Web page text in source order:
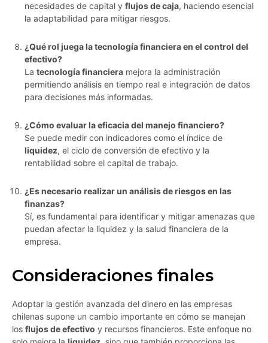
necesidades de capital y flujos de caja, haciendo esencial
la adaptabilidad para mitigar riesgos.
¿Qué rol juega la tecnología financiera en el control del
efectivo?
La tecnología financiera mejora la administración
permitiendo análisis en tiempo real e integración de datos
para decisiones más informadas.
¿Cómo evaluar la eficacia del manejo financiero?
Se puede medir con indicadores como el índice de
liquidez, el ciclo de conversión de efectivo y la
rentabilidad sobre el capital de trabajo.
¿Es necesario realizar un análisis de riesgos en las
finanzas?
Sí, es fundamental para identificar y mitigar amenazas que
puedan afectar la liquidez y la salud financiera de la
empresa.
Consideraciones finales
Adoptar la gestión avanzada del dinero en las empresas
chilenas supone un cambio importante en cómo se manejan
los flujos de efectivo y recursos financieros. Este enfoque no